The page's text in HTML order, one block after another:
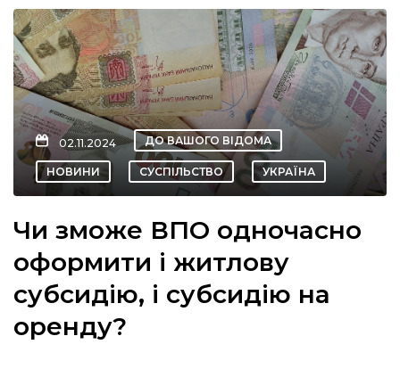
евакуації
новини
02.11.2024 ДО ВАШОГО ВІДОМА
НОВИНИ СУСПІЛЬСТВО УКРАЇНА
Чи зможе ВПО одночасно
оформити і житлову
субсидію, і субсидію на
оренду?